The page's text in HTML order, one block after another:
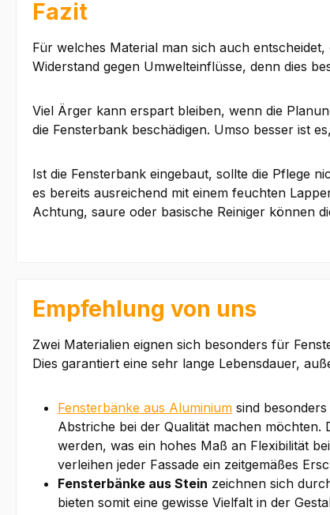
Fazit
Für welches Material man sich auch
Widerstand gegen Umwelteinflüsse, denn dies
Viel Ärger kann erspart bleiben, wenn die
die Fensterbank beschädigen. Umso besser ist
Ist die Fensterbank eingebaut, sollte die Pflege
es bereits ausreichend mit einem feuchten
Achtung, saure oder basische Reiniger können
Empfehlung von uns
Zwei Materialien eignen sich besonders für
Dies garantiert eine sehr lange Lebensdauer,
Fensterbänke aus Aluminium sind
Abstriche bei der Qualität machen
werden, was ein hohes Maß an Flexibilität
verleihen jeder Fassade ein zeitgemäßes
Fensterbänke aus Stein zeichnen sich
bieten somit eine gewisse Vielfalt in der